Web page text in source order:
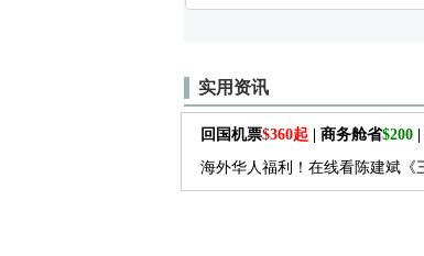
实用资讯
回国机票$360起 | 商务舱省$200|
海外华人福利！在线看陈建斌《